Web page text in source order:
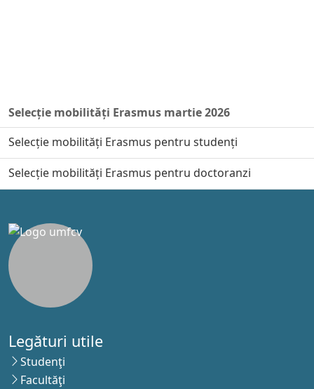
Selecție mobilități Erasmus martie 2026
Selecție mobilități Erasmus pentru studenți
Selecție mobilități Erasmus pentru doctoranzi
Legături utile
Studenţi
Facultăţi